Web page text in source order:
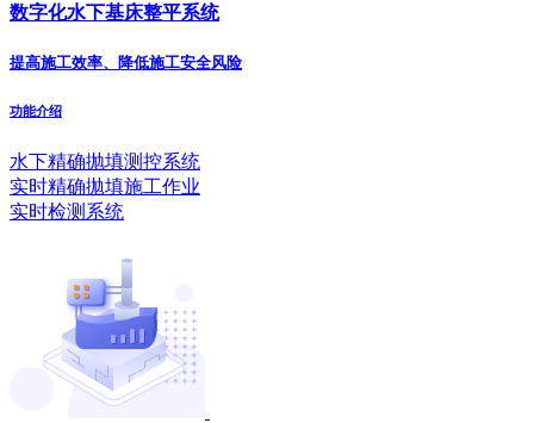
数字化水下基床整平系统
提高施工效率、降低施工安全风险
功能介绍
水下精确抛填测控系统
实时精确拋填施工作业
实时检测系统